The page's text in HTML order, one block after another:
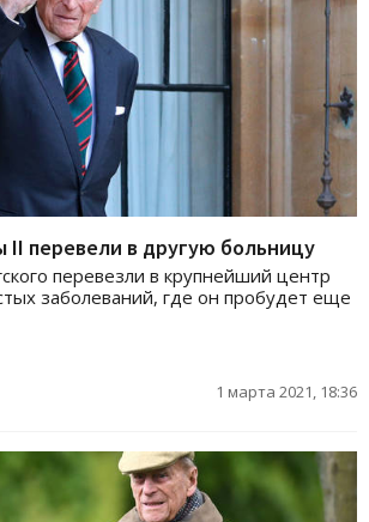
II перевели в другую больницу
перевезли в крупнейший центр
заболеваний, где он пробудет еще
1 марта 2021, 18:36